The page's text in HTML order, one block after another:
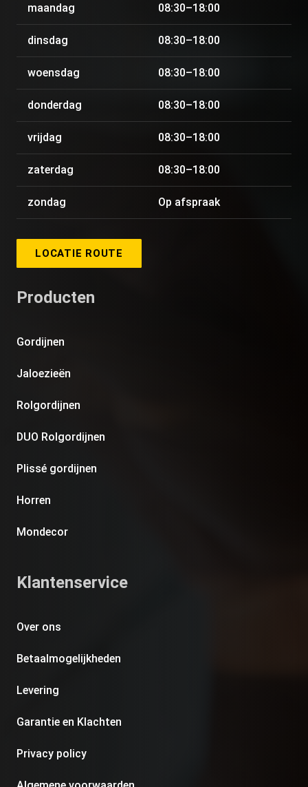
maandag 08:30–18:00
dinsdag 08:30–18:00
woensdag 08:30–18:00
donderdag 08:30–18:00
vrijdag 08:30–18:00
zaterdag 08:30–18:00
zondag Op afspraak
LOCATIE ROUTE
Producten
Gordijnen
Jaloezieën
Rolgordijnen
DUO Rolgordijnen
Plissé gordijnen
Horren
Mondecor
Klantenservice
Over ons
Betaalmogelijkheden
Levering
Garantie en Klachten
Privacy policy